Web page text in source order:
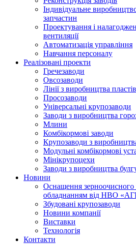
Індивідуальне
запчастин
Проектування і
вентиляції
Автоматизація управління
Навчання персоналу
Реалізовані проекти
Гречезаводи
Овсозаводи
Лінії з виробництва
Просозаводи
Універсальні крупозаводи
Заводи з виробництва
Млини
Комбікормові заводи
Крупозаводи з
Модульні комбікормові
Мінікрупоцехи
Заводи з виробництва
Новини
Оснащення зерноочисного
обладнанням від НВО
Збудовані крупозаводи
Новини компанії
Виставки
Технологія
Контакти